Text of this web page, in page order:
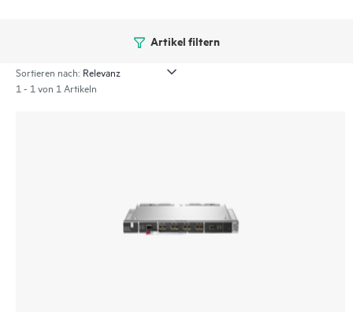
Artikel filtern
Sortieren nach:
1 - 1 von 1 Artikeln